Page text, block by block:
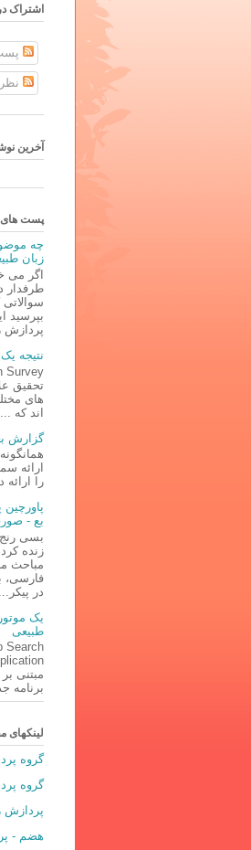
اشتراک در
آخرین
پست های
چه
زبان
اگر می
طرفدار
بپرسید
پردازش
نتیجه
تحقیق
های
اند که ...
گزارش
ارائه
را ارائه
پاورچین
بع -
بسی
زنده
مباحث
فارسی،
در پیکر...
یک
طبیعی
Search
برنامه
لینکهای
گروه
گروه
پردازش
هضم -